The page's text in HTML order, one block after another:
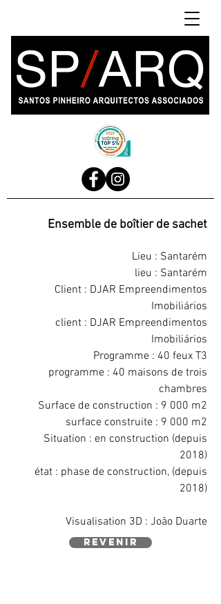
Ensemble de boîtier de sachet
Lieu : Santarém
lieu : Santarém
Client : DJAR Empreendimentos
Imobiliários
client : DJAR Empreendimentos
Imobiliários
Programme : 40 feux T3
programme : 40 maisons de trois
chambres
Surface de construction : 9 000 m2
surface construite : 9 000 m2
Situation : en construction (depuis
2018)
état : phase de construction, (depuis
2018)
Visualisation 3D : João Duarte
revenir